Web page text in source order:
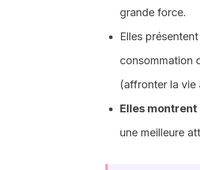
grande force.
Elles
consommation
(affronter la vie
Elles
une meilleure